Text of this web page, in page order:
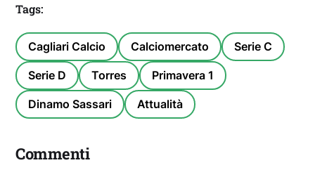
Tags:
Cagliari Calcio Calciomercato Serie C
Serie D Torres Primavera 1
Dinamo Sassari Attualità
Commenti